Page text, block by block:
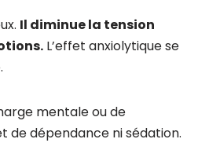
Il diminue la tension
L’effet anxiolytique se
mentale ou de
de dépendance ni sédation.